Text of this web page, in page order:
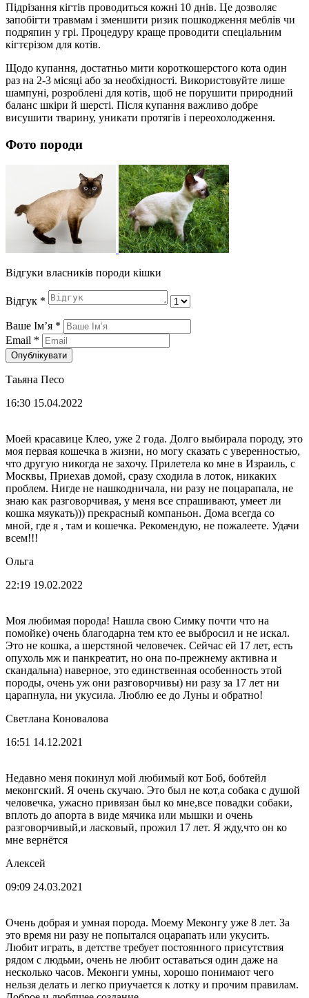
Підрізання кігтів проводиться кожні 10 днів. Це дозволяє
запобігти травмам і зменшити ризик пошкодження меблів чи
подряпин у грі. Процедуру краще проводити спеціальним
кігтєрізом для котів.
Щодо купання, достатньо мити короткошерстого кота один
раз на 2-3 місяці або за необхідності. Використовуйте лише
шампуні, розроблені для котів, щоб не порушити природний
баланс шкіри й шерсті. Після купання важливо добре
висушити тварину, уникати протягів і переохолодження.
Фото породи
Відгуки власників породи кішки
Відгук *
Ваше Імʼя *
Email *
Опублікувати
Таьяна Песо
16:30 15.04.2022
Моей красавице Клео, уже 2 года. Долго выбирала породу, это
моя первая кошечка в жизни, но могу сказать с уверенностью,
что другую никогда не захочу. Прилетела ко мне в Израиль, с
Москвы, Приехав домой, сразу сходила в лоток, никаких
проблем. Нигде не нашкодничала, ни разу не поцарапала, не
знаю как разговорчивая, у меня все спрашивают, умеет ли
кошка мяукать))) прекрасный компаньон. Дома всегда со
мной, где я , там и кошечка. Рекомендую, не пожалеете. Удачи
всем!!!
Ольга
22:19 19.02.2022
Моя любимая порода! Нашла свою Симку почти что на
помойке) очень благодарна тем кто ее выбросил и не искал.
Это не кошка, а шерстяной человечек. Сейчас ей 17 лет, есть
опухоль мж и панкреатит, но она по-прежнему активна и
скандальна) наверное, это единственная особенность этой
породы, очень уж они разговорчивы) ни разу за 17 лет ни
царапнула, ни укусила. Люблю ее до Луны и обратно!
Светлана Коновалова
16:51 14.12.2021
Недавно меня покинул мой любимый кот Боб, бобтейл
меконгский. Я очень скучаю. Это был не кот,а собака с душой
человечка, ужасно привязан был ко мне,все повадки собаки,
вплоть до апорта в виде мячика или мышки и очень
разговорчивый,и ласковый, прожил 17 лет. Я жду,что он ко
мне вернётся
Алексей
09:09 24.03.2021
Очень добрая и умная порода. Моему Меконгу уже 8 лет. За
это время ни разу не попытался оцарапать или укусить.
Любит играть, в детстве требует постоянного присутствия
рядом с людьми, очень не любит оставаться один даже на
несколько часов. Меконги умны, хорошо понимают чего
нельзя делать и легко приучается к лотку и прочим правилам.